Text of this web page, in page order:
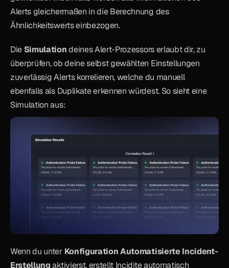
Alerts gleichermaßen in die Berechnung des
Ähnlichkeitswerts einbezogen.
Die Simulation deines Alert-Prozessors erlaubt dir, zu
überprüfen, ob deine selbst gewählten Einstellungen
zuverlässig Alerts korrelieren, welche du manuell
ebenfalls als Duplikate erkennen würdest. So sieht eine
Simulation aus:
Wenn du unter KonfigurationAutomatisierte Incident-
Erstellung aktivierst, erstellt Incidite automatisch